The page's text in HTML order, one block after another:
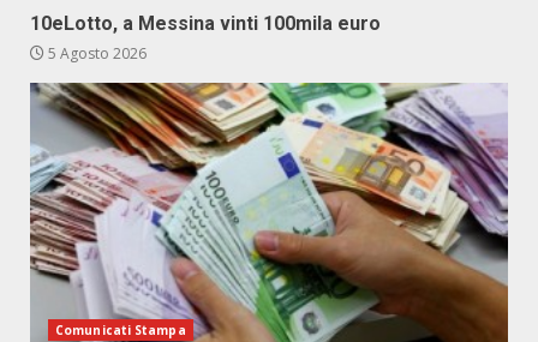
10eLotto, a Messina vinti 100mila euro
5 Agosto 2026
Comunicati Stampa